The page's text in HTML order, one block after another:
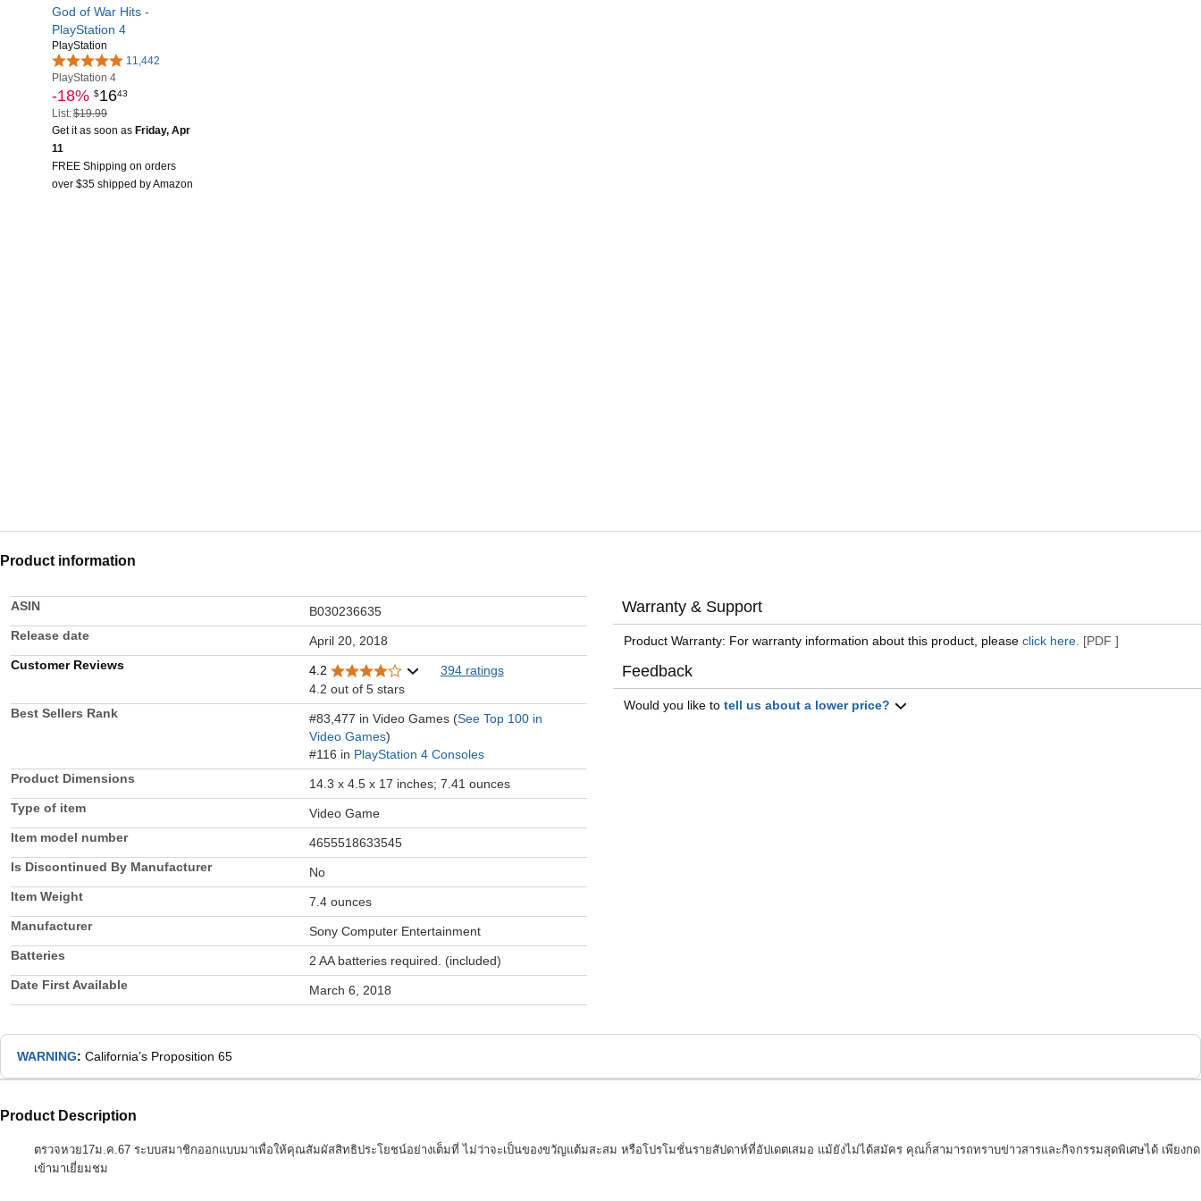
God of War Hits -
PlayStation 4
PlayStation
11,442
PlayStation 4
-18% $1643
List:$19.99
Get it as soon as Friday, Apr
11
FREE Shipping on orders
over $35 shipped by Amazon
Product information
ASIN
B030236635
Release date
April 20, 2018
Customer Reviews
4.2
394 ratings
4.2 out of 5 stars
Best Sellers Rank
#83,477 in Video Games (See Top 100 in
Video Games)
#116 in PlayStation 4 Consoles
Product Dimensions
14.3 x 4.5 x 17 inches; 7.41 ounces
Type of item
Video Game
Item model number
4655518633545
Is Discontinued By Manufacturer
No
Item Weight
7.4 ounces
Manufacturer
Sony Computer Entertainment
Batteries
2 AA batteries required. (included)
Date First Available
March 6, 2018
Warranty & Support
Product Warranty: For warranty information about this product, pleaseclick here. [PDF ]
Feedback
Would you like totell us about a lower price?
WARNING: California’s Proposition 65
Product Description
ตรวจหวย17ม.ค.67 ระบบสมาชิกออกแบบมาเพื่อให้คุณสัมผัสสิทธิประโยชน์อย่างเต็มที่ ไม่ว่าจะเป็นของขวัญแต้มสะสม หรือโปรโมชั่นรายสัปดาห์ที่อัปเดตเสมอ แม้ยังไม่ได้สมัคร คุณก็สามารถทราบข่าวสารและกิจกรรมสุดพิเศษได้ เพียงกด
เข้ามาเยี่ยมชม